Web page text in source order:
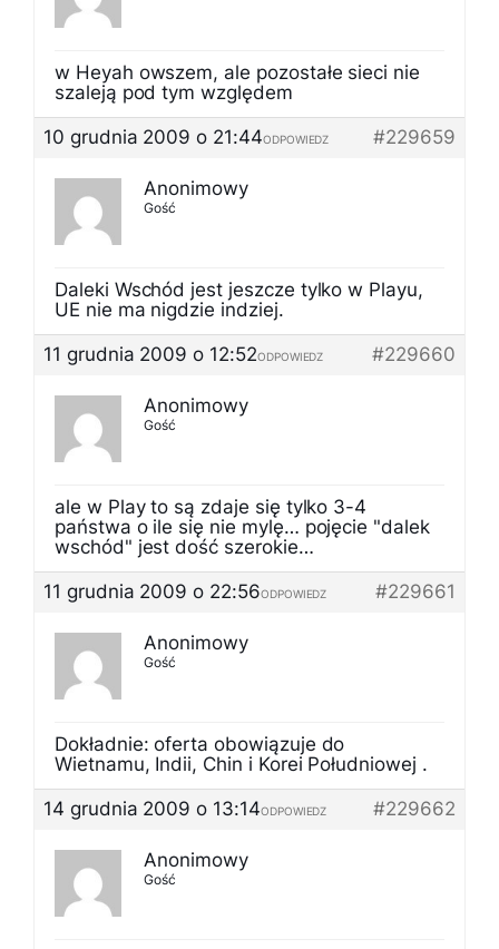
w Heyah owszem, ale pozostałe sieci nie
szaleją pod tym względem
10 grudnia 2009 o 21:44
#229659
ODPOWIEDZ
Anonimowy
Gość
Daleki Wschód jest jeszcze tylko w Playu,
UE nie ma nigdzie indziej.
11 grudnia 2009 o 12:52
#229660
ODPOWIEDZ
Anonimowy
Gość
ale w Play to są zdaje się tylko 3-4
państwa o ile się nie mylę… pojęcie "dalek
wschód" jest dość szerokie…
11 grudnia 2009 o 22:56
#229661
ODPOWIEDZ
Anonimowy
Gość
Dokładnie: oferta obowiązuje do
Wietnamu, Indii, Chin i Korei Południowej .
14 grudnia 2009 o 13:14
#229662
ODPOWIEDZ
Anonimowy
Gość